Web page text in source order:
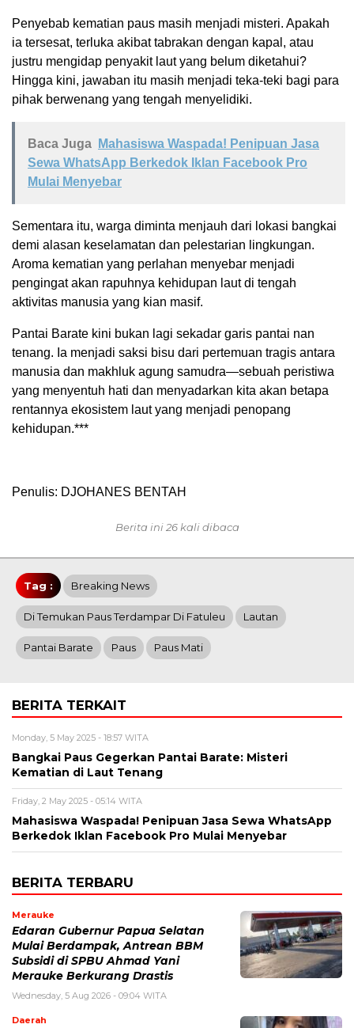
Penyebab kematian paus masih menjadi misteri. Apakah
ia tersesat, terluka akibat tabrakan dengan kapal, atau
justru mengidap penyakit laut yang belum diketahui?
Hingga kini, jawaban itu masih menjadi teka-teki bagi para
pihak berwenang yang tengah menyelidiki.
Baca Juga
Mahasiswa Waspada! Penipuan Jasa
Sewa WhatsApp Berkedok Iklan Facebook Pro
Mulai Menyebar
Sementara itu, warga diminta menjauh dari lokasi bangkai
demi alasan keselamatan dan pelestarian lingkungan.
Aroma kematian yang perlahan menyebar menjadi
pengingat akan rapuhnya kehidupan laut di tengah
aktivitas manusia yang kian masif.
Pantai Barate kini bukan lagi sekadar garis pantai nan
tenang. Ia menjadi saksi bisu dari pertemuan tragis antara
manusia dan makhluk agung samudra—sebuah peristiwa
yang menyentuh hati dan menyadarkan kita akan betapa
rentannya ekosistem laut yang menjadi penopang
kehidupan.***
Penulis: DJOHANES BENTAH
Berita ini 26 kali dibaca
Tag : Breaking News
Di Temukan Paus Terdampar Di Fatuleu Lautan
Pantai Barate Paus Paus Mati
BERITA TERKAIT
Monday, 5 May 2025 - 18:57 WITA
Bangkai Paus Gegerkan Pantai Barate: Misteri
Kematian di Laut Tenang
Friday, 2 May 2025 - 05:14 WITA
Mahasiswa Waspada! Penipuan Jasa Sewa WhatsApp
Berkedok Iklan Facebook Pro Mulai Menyebar
BERITA TERBARU
Merauke
Edaran Gubernur Papua Selatan
Mulai Berdampak, Antrean BBM
Subsidi di SPBU Ahmad Yani
Merauke Berkurang Drastis
Wednesday, 5 Aug 2026 - 09:04 WITA
Daerah